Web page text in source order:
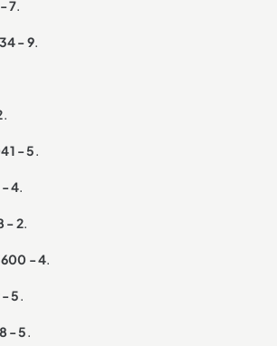
7.
- 9.
.
- 5.
- 4.
- 2.
- 4.
5.
- 5.